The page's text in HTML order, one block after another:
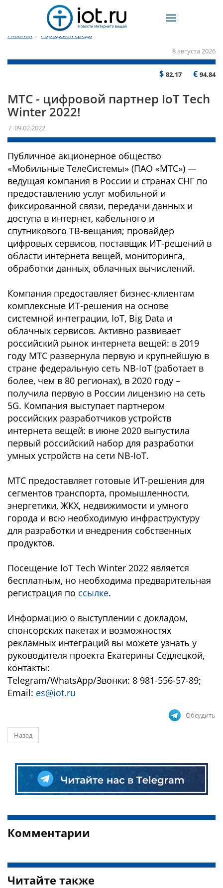
Главная / Городская среда
8 августа 2026
$ 82.17 € 94.84
МТС - цифровой партнер IoT Tech
Winter 2022!
/ 09.02.2022
Публичное акционерное общество
«Мобильные ТелеСистемы» (ПАО «МТС») —
ведущая компания в России и странах СНГ по
предоставлению услуг мобильной и
фиксированной связи, передачи данных и
доступа в интернет, кабельного и
спутникового ТВ-вещания; провайдер
цифровых сервисов, поставщик ИТ-решений в
области интернета вещей, мониторинга,
обработки данных, облачных вычислений.
Компания предоставляет бизнес-клиентам
комплексные ИТ-решения на основе
системной интеграции, IoT, Big Data и
облачных сервисов. Активно развивает
российский рынок интернета вещей: в 2019
году МТС развернула первую и крупнейшую в
стране федеральную сеть NB-IoT (работает в
более, чем в 80 регионах), в 2020 году –
получила первую в России лицензию на сеть
5G. Компания выступает партнером
российских разработчиков устройств
интернета вещей: в июне 2020 выпустила
первый российский набор для разработки
умных устройств на сети NB-IoT.
МТС предоставляет готовые ИТ-решения для
сегментов транспорта, промышленности,
энергетики, ЖКХ, недвижимости и умного
города и всю необходимую инфраструктуру
для разработки и внедрения собственных
продуктов.
Посещение IoT Tech Winter 2022 является
бесплатным, но необходима предварительная
регистрация по ссылке.
Информацию о выступлении с докладом,
спонсорских пакетах и возможностях
рекламных интеграций вы можете узнать у
руководителя проекта Екатерины Седлецкой,
контакты:
Telegram/WhatsApp/Звонки: 8 981-556-57-89;
Email: es@iot.ru
Обсудить
Назад
Комментарии
Читайте также